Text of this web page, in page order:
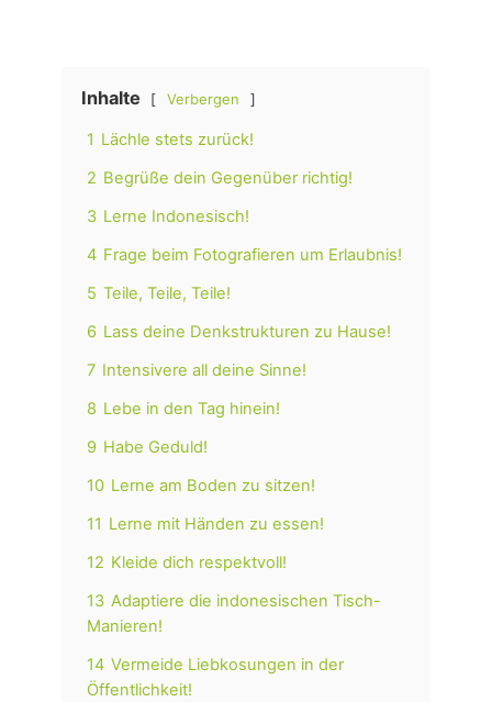
Inhalte Verbergen
1 Lächle stets zurück!
2 Begrüße dein Gegenüber richtig!
3 Lerne Indonesisch!
4 Frage beim Fotografieren um Erlaubnis!
5 Teile, Teile, Teile!
6 Lass deine Denkstrukturen zu Hause!
7 Intensivere all deine Sinne!
8 Lebe in den Tag hinein!
9 Habe Geduld!
10 Lerne am Boden zu sitzen!
11 Lerne mit Händen zu essen!
12 Kleide dich respektvoll!
13 Adaptiere die indonesischen Tisch-
Manieren!
14 Vermeide Liebkosungen in der
Öffentlichkeit!